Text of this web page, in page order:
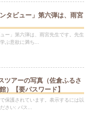
タビュー」第六弾は、雨宮
ー」第六弾は、雨宮先生です。先生
ぶ意欲に満ち...
ツアーの写真（佐倉ふるさ
）【要パスワード】
保護されています。表示するには以
さい: パス...